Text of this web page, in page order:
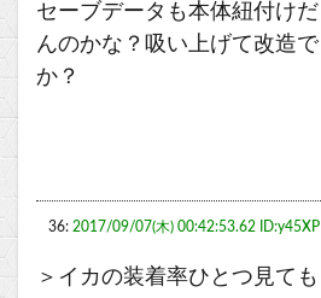
セーブデータも本体紐付け
んのかな？吸い上げて改造
か？
36: 2017/09/07(木) 00:42:53.62
＞イカの装着率ひとつ見ても